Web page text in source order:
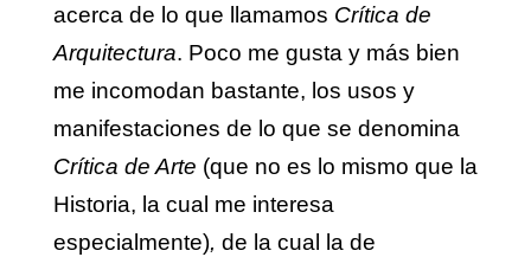
acerca de lo que llamamos Crítica de
Arquitectura. Poco me gusta y más bien
me incomodan bastante, los usos y
manifestaciones de lo que se denomina
Crítica de Arte (que no es lo mismo que la
Historia, la cual me interesa
especialmente), de la cual la de